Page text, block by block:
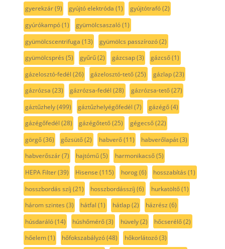
gyerekzár(9) gyújtó elektróda (1) gyújtótrafó(2)
gyúrókampó(1) gyümölcsaszaló(1)
gyümölcscentrifuga (13) gyümölcs passzírozó(2)
gyümölcsprés (5) gyűrű(2) gázcsap(3) gázcső(1)
gázelosztó-fedél (26) gázelosztó-tető(25) gázlap(23)
gázrózsa (23) gázrózsa-fedél (28) gázrózsa-tető(27)
gáztűzhely(499) gáztűzhelyégőfedél (7) gázégő(4)
gázégőfedél (28) gázégőtető(25) gégecső(22)
görgő(36) gőzsütő(2) habverő(11) habverőlapát(3)
habverőszár(7) hajtómű(5) harmonikacső(5)
HEPA Filter(39) Hisense (115) horog(6) hosszabítás (1)
hosszbordás szíj (21) hosszbordásszíj (6) hurkatöltő(1)
három szintes (3) hátfal (1) hátlap(2) házrész (6)
húsdaráló(14) húshőmérő(3) hüvely(2) hőcserélő(2)
hőelem(1) hőfokszabályzó(48) hőkorlátozó(3)